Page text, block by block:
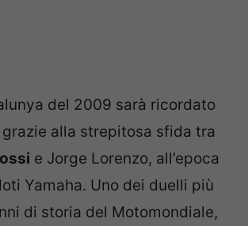
del 2009 sarà ricordato
alla strepitosa sfida tra
e Jorge Lorenzo, all’epoca
Yamaha. Uno dei duelli più
di storia del Motomondiale,